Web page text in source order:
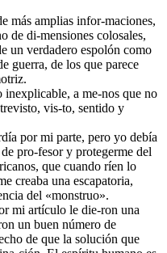
más amplias infor-maciones,
de di-mensiones colosales,
un verdadero espolón como
guerra, de los que parece
inexplicable, a me-nos que no
vis-to, sentido y
por mi parte, pero yo debía
pro-fesor y protegerme del
que cuando ríen lo
creaba una escapatoria,
del «monstruo».
mi artículo le die-ron una
un buen número de
de que la solución que